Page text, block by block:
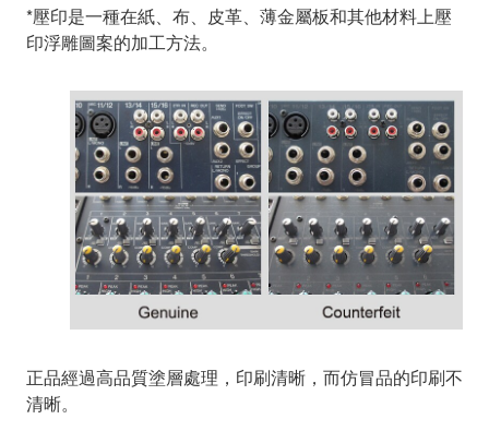
*壓印是一種在紙、布、皮革、薄金屬板和其他材料上壓
印浮雕圖案的加工方法。
正品經過高品質塗層處理，印刷清晰，而仿冒品的印刷不
清晰。